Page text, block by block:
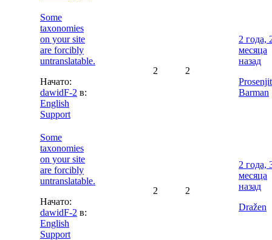
Some
taxonomies
on your site
are forcibly
untranslatable.
Начато:
dawidF-2 в:
English
Support
2 2
2 года,
месяца
назад
Prosenjit
Barman
Some
taxonomies
on your site
are forcibly
untranslatable.
Начато:
dawidF-2 в:
English
Support
2 2
2 года,
месяца
назад
Dražen